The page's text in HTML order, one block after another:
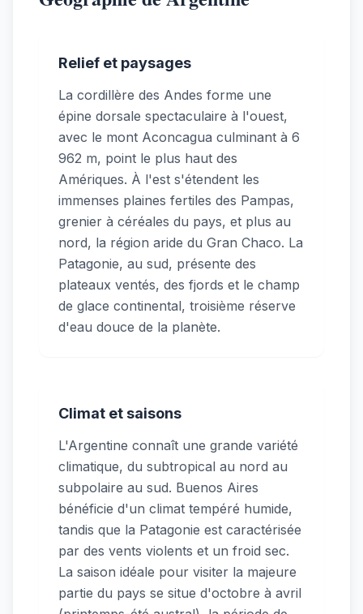
Relief et paysages
La cordillère des Andes forme une
épine dorsale spectaculaire à l'ouest,
avec le mont Aconcagua culminant à 6
962 m, point le plus haut des
Amériques. À l'est s'étendent les
immenses plaines fertiles des Pampas,
grenier à céréales du pays, et plus au
nord, la région aride du Gran Chaco. La
Patagonie, au sud, présente des
plateaux ventés, des fjords et le champ
de glace continental, troisième réserve
d'eau douce de la planète.
Climat et saisons
L'Argentine connaît une grande variété
climatique, du subtropical au nord au
subpolaire au sud. Buenos Aires
bénéficie d'un climat tempéré humide,
tandis que la Patagonie est caractérisée
par des vents violents et un froid sec.
La saison idéale pour visiter la majeure
partie du pays se situe d'octobre à avril